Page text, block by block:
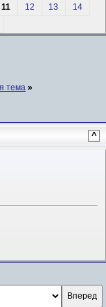
11 12 13
14
тема »
^